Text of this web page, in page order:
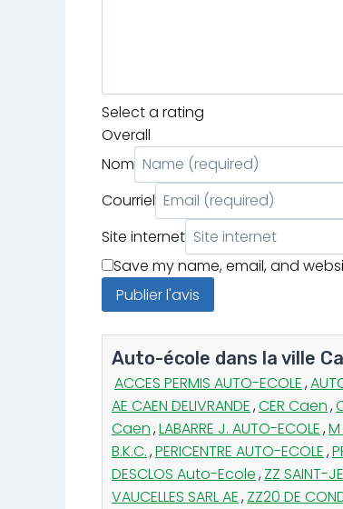
Select a rating
Overall
Nom
Courriel
Site internet
Save my name, email, and
Auto-école dans la ville
ACCES PERMIS AUTO-ECOLE,
AE CAEN DELIVRANDE,CER Caen,
Caen,LABARRE J. AUTO-ECOLE,
B.K.C.,PERICENTRE AUTO-ECOLE,
DESCLOS Auto-Ecole,ZZ SAINT-
VAUCELLES SARL AE,ZZ20 DE